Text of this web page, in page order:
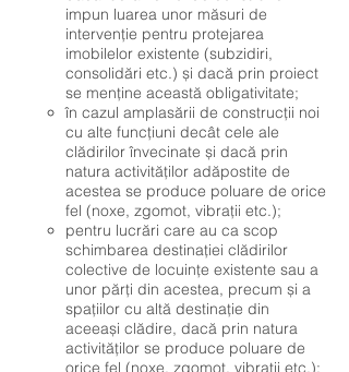
impun luarea unor măsuri de
intervenție pentru protejarea
imobilelor existente (subzidiri,
consolidări etc.) și dacă prin proiect
se menține această obligativitate;
în cazul amplasării de construcții noi
cu alte funcțiuni decât cele ale
clădirilor învecinate și dacă prin
natura activităților adăpostite de
acestea se produce poluare de orice
fel (noxe, zgomot, vibrații etc.);
pentru lucrări care au ca scop
schimbarea destinației clădirilor
colective de locuințe existente sau a
unor părți din acestea, precum și a
spațiilor cu altă destinație din
aceeași clădire, dacă prin natura
activităților se produce poluare de
orice fel (noxe, zgomot, vibrații etc.);